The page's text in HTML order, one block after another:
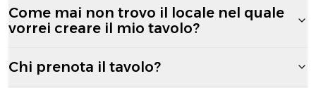
Come mai non trovo il locale nel quale
vorrei creare il mio tavolo?
Chi prenota il tavolo?